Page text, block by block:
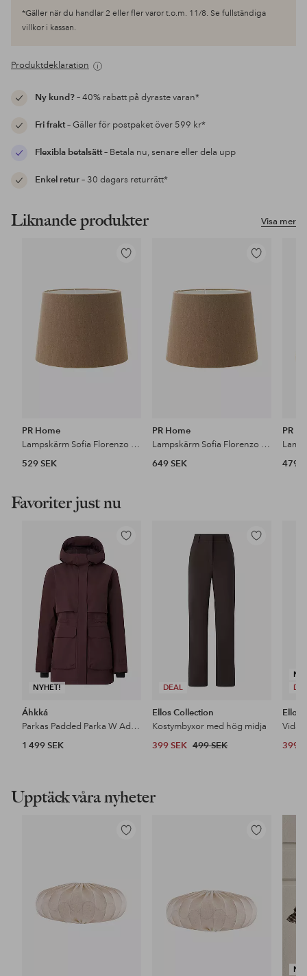
*Gäller när du handlar 2 eller fler varor t.o.m. 11/8. Se fullständiga
villkor i kassan.
Produktdeklaration
Ny kund?– 40% rabatt på dyraste varan*
Fri frakt– Gäller för postpaket över 599 kr*
Flexibla betalsätt– Betala nu, senare eller dela upp
Enkel retur– 30 dagars returrätt*
Visa mer
Liknande produkter
Lägg
favoriter
PR Home
Lampskärm Sofia Florenzo 30 cm
529 SEK
Lägg
favoriter
PR Home
Lampskärm Sofia Florenzo 35 cm
649 SEK
PR
479
Favoriter just nu
NYHET!
Lägg
favoriter
Áhkká
Parkas Padded Parka W Adjustable Waist
1 499 SEK
DEAL
Lägg
Ellos Collection
Kostymbyxor med hög midja
399 SEK 499 SEK
Ellos
399
Upptäck våra nyheter
Lägg
Lägg